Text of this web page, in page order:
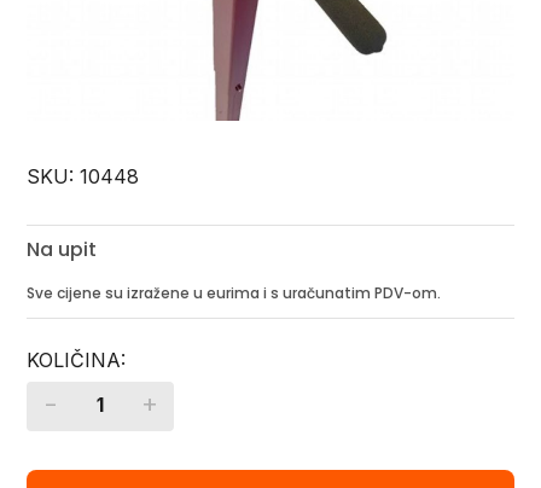
SKU:10448
Na upit
Sve cijene su izražene u eurima i s uračunatim PDV-om.
Quantity
- +